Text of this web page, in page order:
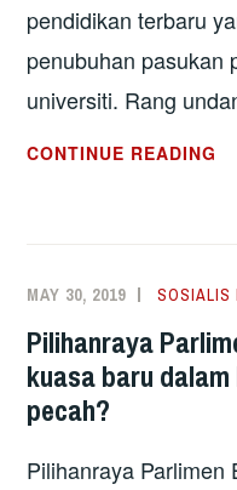
pendidikan terbaru
penubuhan pasukan
universiti. Rang
CONTINUE READING
MAY 30, 2019 SOSIALIS
Pilihanraya
kuasa baru
pecah?
Pilihanraya Parlimen